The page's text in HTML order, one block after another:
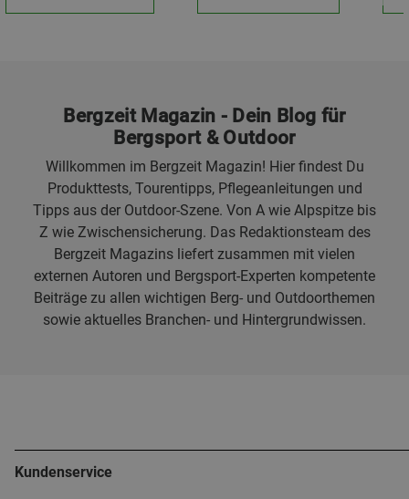
Bergzeit Magazin - Dein Blog für
Bergsport & Outdoor
Willkommen im Bergzeit Magazin! Hier findest Du
Produkttests, Tourentipps, Pflegeanleitungen und
Tipps aus der Outdoor-Szene. Von A wie Alpspitze bis
Z wie Zwischensicherung. Das Redaktionsteam des
Bergzeit Magazins liefert zusammen mit vielen
externen Autoren und Bergsport-Experten kompetente
Beiträge zu allen wichtigen Berg- und Outdoorthemen
sowie aktuelles Branchen- und Hintergrundwissen.
Kundenservice